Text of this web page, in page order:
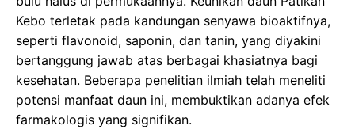
Kebo terletak pada kandungan senyawa bioaktifnya,
seperti flavonoid, saponin, dan tanin, yang diyakini
bertanggung jawab atas berbagai khasiatnya bagi
kesehatan. Beberapa penelitian ilmiah telah meneliti
potensi manfaat daun ini, membuktikan adanya efek
farmakologis yang signifikan.